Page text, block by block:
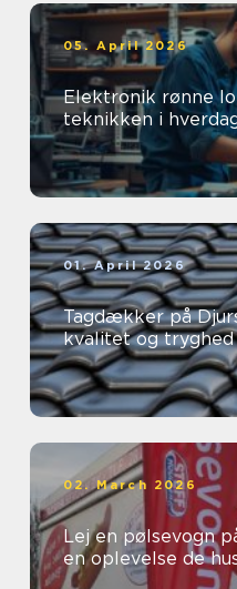
05. April 2026
Elektronik rønne lokal hjælp til
teknikken i
01. April 2026
Tagdækker på
kvalitet og tryghed
02. March 2026
Lej en pølsevogn
en oplevelse de